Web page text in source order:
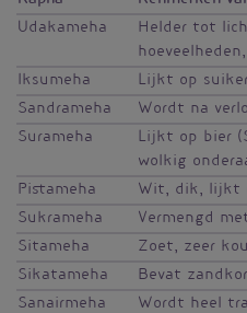
Udakameha
Helder tot
Iksumeha
Lijkt op
Sandrameha
Wordt na
Surameha
Lijkt op bier
wolkig
Pistameha
Wit, dik, lijkt
Sukrameha
Vermengd
Sitameha
Zoet, zeer
Sikatameha
Bevat
Sanairmeha
Wordt heel